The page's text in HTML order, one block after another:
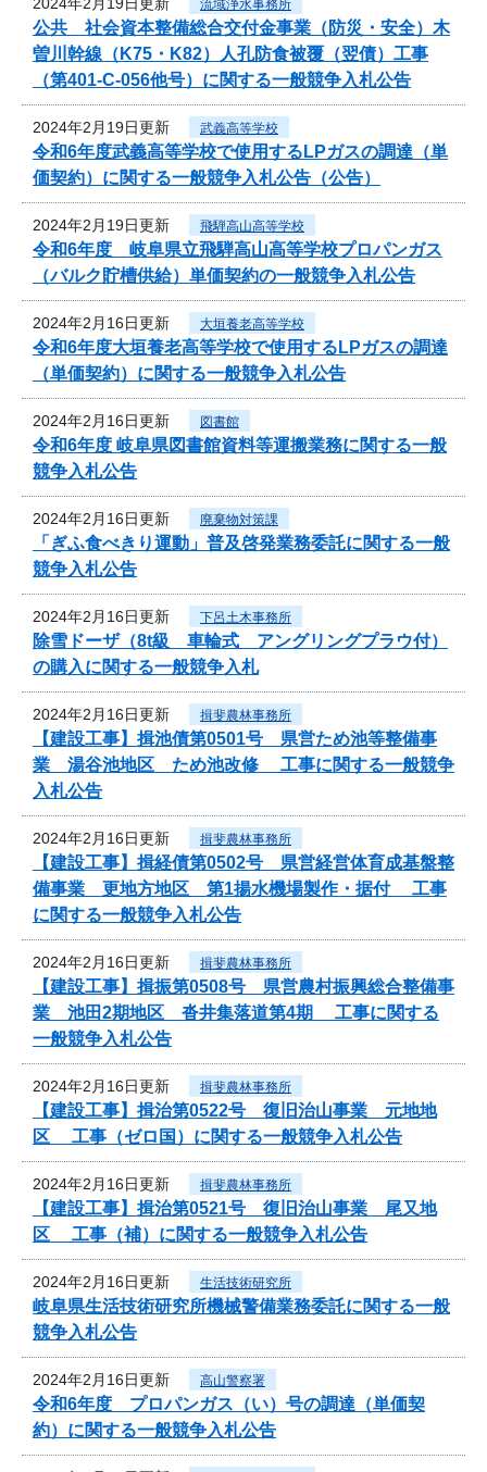
流域浄水事務所
公共 社会資本整備総合交付金事業（防災・安全）木
曽川幹線（K75・K82）人孔防食被覆（翌債）工事
（第401-C-056他号）に関する一般競争入札公告
2024年2月19日更新 武義高等学校
令和6年度武義高等学校で使用するLPガスの調達（単
価契約）に関する一般競争入札公告（公告）
2024年2月19日更新 飛騨高山高等学校
令和6年度 岐阜県立飛騨高山高等学校プロパンガス
（バルク貯槽供給）単価契約の一般競争入札公告
2024年2月16日更新 大垣養老高等学校
令和6年度大垣養老高等学校で使用するLPガスの調達
（単価契約）に関する一般競争入札公告
2024年2月16日更新 図書館
令和6年度 岐阜県図書館資料等運搬業務に関する一般
競争入札公告
2024年2月16日更新 廃棄物対策課
「ぎふ食べきり運動」普及啓発業務委託に関する一般
競争入札公告
2024年2月16日更新 下呂土木事務所
除雪ドーザ（8t級 車輪式 アングリングプラウ付）
の購入に関する一般競争入札
2024年2月16日更新 揖斐農林事務所
【建設工事】揖池債第0501号 県営ため池等整備事
業 湯谷池地区 ため池改修 工事に関する一般競争
入札公告
2024年2月16日更新 揖斐農林事務所
【建設工事】揖経債第0502号 県営経営体育成基盤整
備事業 更地方地区 第1揚水機場製作・据付 工事
に関する一般競争入札公告
2024年2月16日更新 揖斐農林事務所
【建設工事】揖振第0508号 県営農村振興総合整備事
業 池田2期地区 沓井集落道第4期 工事に関する
一般競争入札公告
2024年2月16日更新 揖斐農林事務所
【建設工事】揖治第0522号 復旧治山事業 元地地
区 工事（ゼロ国）に関する一般競争入札公告
2024年2月16日更新 揖斐農林事務所
【建設工事】揖治第0521号 復旧治山事業 尾又地
区 工事（補）に関する一般競争入札公告
2024年2月16日更新 生活技術研究所
岐阜県生活技術研究所機械警備業務委託に関する一般
競争入札公告
2024年2月16日更新 高山警察署
令和6年度 プロパンガス（い）号の調達（単価契
約）に関する一般競争入札公告